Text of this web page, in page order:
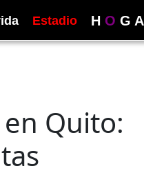
Estadio H O G A
Quito: